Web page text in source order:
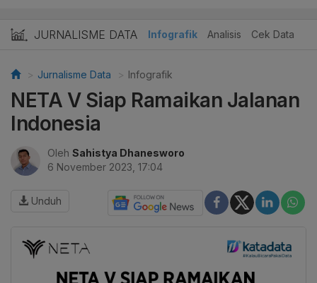
JURNALISME DATA Infografik Analisis Cek Data
Jurnalisme Data Infografik
NETA V Siap Ramaikan Jalanan
Indonesia
Oleh Sahistya Dhanesworo
6 November 2023, 17:04
Unduh